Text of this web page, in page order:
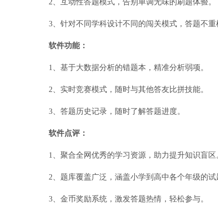
2、互动性答题模式，告别单调无味的刷题体验。
3、针对不同学科设计不同的闯关模式，答题不重
软件功能：
1、基于大数据分析的错题本 ，精准分析弱项。
2、实时竞赛模式，随时与其他答友比拼技能。
3、答题历史记录，随时了解答题进度。
软件点评：
1、聚合全网优秀的学习资源，助力提升知识盲区
2、题库覆盖广泛，涵盖小学到高中各个年级的试
3、金币奖励系统，激发答题热情，轻松参与。